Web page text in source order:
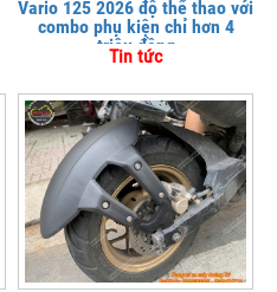
Vario 125 2026 độ thể thao với
combo phụ kiện chỉ hơn 4
triệu đồng
Tin tức